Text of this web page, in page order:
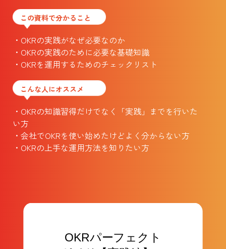
この資料で分かること
・OKRの実践がなぜ必要なのか
・OKRの実践のために必要な基礎知識
・OKRを運用するためのチェックリスト
こんな人にオススメ
・OKRの知識習得だけでなく「実践」までを行いた
い方
・会社でOKRを使い始めたけどよく分からない方
・OKRの上手な運用方法を知りたい方